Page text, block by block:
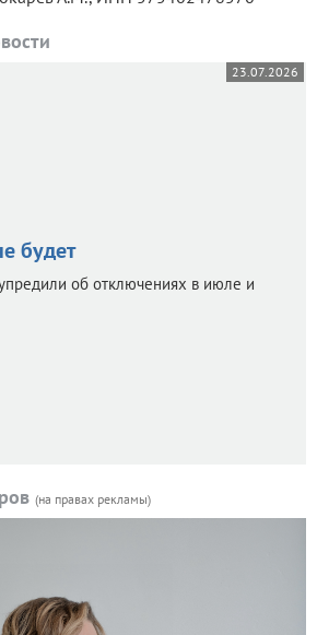
23.07.2026
будет
об отключениях в июле и
(на правах рекламы)